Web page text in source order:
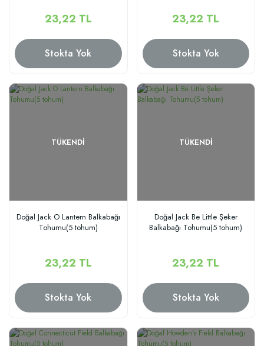
23,22 TL
Stokta Yok
23,22 TL
Stokta Yok
TÜKENDI
Doğal Jack O Lantern Balkabağı
Tohumu(5 tohum)
23,22 TL
Stokta Yok
TÜKENDI
Doğal Jack Be Little Şeker
Balkabağı Tohumu(5 tohum)
23,22 TL
Stokta Yok